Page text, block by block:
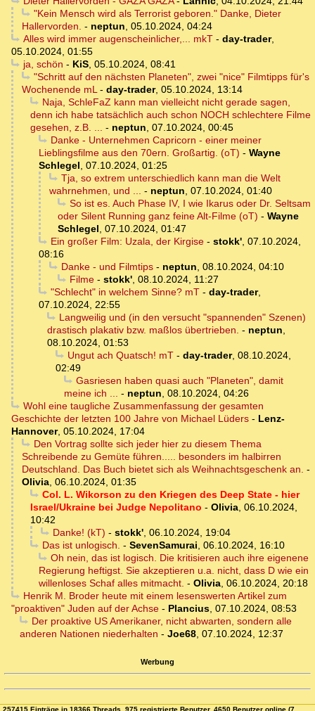
"Kein Mensch wird als Terrorist geboren." Danke, Dieter
Hallervorden. - neptun, 05.10.2024, 04:24
Alles wird immer augenscheinlicher,... mkT- day-trader,
05.10.2024, 01:55
ja, schön - KiS, 05.10.2024, 08:41
"Schritt auf den nächsten Planeten", zwei "nice" Filmtipps für's
Wochenende mL- day-trader, 05.10.2024, 13:14
Naja, SchleFaZ kann man vielleicht nicht gerade sagen,
denn ich habe tatsächlich auch schon NOCH schlechtere Filme
gesehen, z.B. ... - neptun, 07.10.2024, 00:45
Danke - Unternehmen Capricorn - einer meiner
Lieblingsfilme aus den 70ern. Großartig. (oT) - Wayne
Schlegel, 07.10.2024, 01:25
Tja, so extrem unterschiedlich kann man die Welt
wahrnehmen, und ... - neptun, 07.10.2024, 01:40
So ist es. Auch Phase IV, I wie Ikarus oder Dr. Seltsam
oder Silent Running ganz feine Alt-Filme (oT) - Wayne
Schlegel, 07.10.2024, 01:47
Ein großer Film: Uzala, der Kirgise- stokk', 07.10.2024,
08:16
Danke - und Filmtips- neptun, 08.10.2024, 04:10
Filme- stokk', 08.10.2024, 11:27
"Schlecht" in welchem Sinne? mT- day-trader,
07.10.2024, 22:55
Langweilig und (in den versucht "spannenden" Szenen)
drastisch plakativ bzw. maßlos übertrieben. - neptun,
08.10.2024, 01:53
Ungut ach Quatsch! mT- day-trader, 08.10.2024,
02:49
Gasriesen haben quasi auch "Planeten", damit
meine ich ... - neptun, 08.10.2024, 04:26
Wohl eine taugliche Zusammenfassung der gesamten
Geschichte der letzten 100 Jahre von Michael Lüders - Lenz-
Hannover, 05.10.2024, 17:04
Den Vortrag sollte sich jeder hier zu diesem Thema
Schreibende zu Gemüte führen..... besonders im halbirren
Deutschland. Das Buch bietet sich als Weihnachtsgeschenk an. -
Olivia, 06.10.2024, 01:35
Col. L. Wikorson zu den Kriegen des Deep State - hier
Israel/Ukraine bei Judge Nepolitano - Olivia, 06.10.2024,
10:42
Danke! (kT) - stokk', 06.10.2024, 19:04
Das ist unlogisch. - SevenSamurai, 06.10.2024, 16:10
Oh nein, das ist logisch. Die kritisieren auch ihre eigenene
Regierung heftigst. Sie akzeptieren u.a. nicht, dass D wie ein
willenloses Schaf alles mitmacht. - Olivia, 06.10.2024, 20:18
Henrik M. Broder heute mit einem lesenswerten Artikel zum
"proaktiven" Juden auf der Achse - Plancius, 07.10.2024, 08:53
Der proaktive US Amerikaner, nicht abwarten, sondern alle
anderen Nationen niederhalten - Joe68, 07.10.2024, 12:37
Werbung
257415 Einträge in 18366 Threads, 975 registrierte Benutzer, 4650 Benutzer online (7